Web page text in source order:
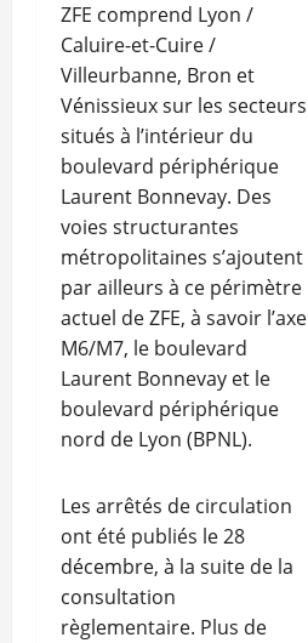
ZFE comprend Lyon /
Caluire-et-Cuire /
Villeurbanne, Bron et
Vénissieux sur les secteurs
situés à l’intérieur du
boulevard périphérique
Laurent Bonnevay. Des
voies structurantes
métropolitaines s’ajoutent
par ailleurs à ce périmètre
actuel de ZFE, à savoir l’axe
M6/M7, le boulevard
Laurent Bonnevay et le
boulevard périphérique
nord de Lyon (BPNL).
Les arrêtés de circulation
ont été publiés le 28
décembre, à la suite de la
consultation
règlementaire. Plus de